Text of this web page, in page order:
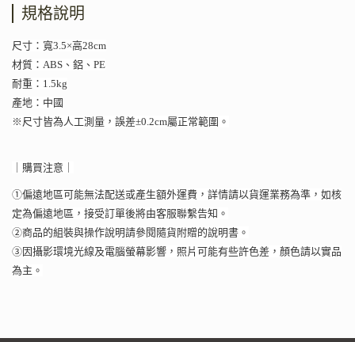
規格說明
尺寸：寬3.5×高28cm
材質：ABS、鋁、PE
耐重：1.5kg
產地：中國
※尺寸皆為人工測量，誤差±0.2cm屬正常範圍。
｜購買注意｜
①偏遠地區可能無法配送或產生額外運費，詳情請以貨運業務為準，如核
定為偏遠地區，接受訂單後將由客服聯繫告知。
②商品的組裝與操作說明請參閱隨貨附贈的說明書。
③因攝影環境光線及電腦螢幕影響，照片可能有些許色差，顏色請以實品
為主。